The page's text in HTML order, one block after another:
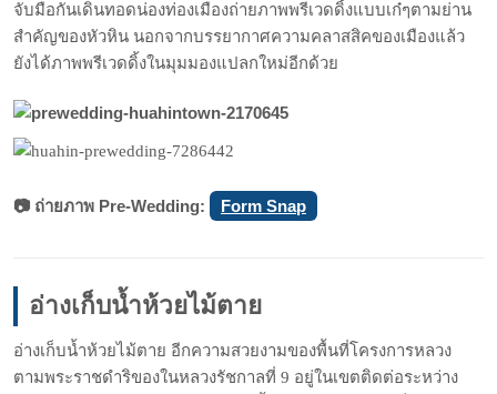
จับมือกันเดินทอดน่องท่องเมืองถ่ายภาพพรีเวดดิ้งแบบเก๋ๆตามย่าน
สำคัญของหัวหิน นอกจากบรรยากาศความคลาสสิคของเมืองแล้ว
ยังได้ภาพพรีเวดดิ้งในมุมมองแปลกใหม่อีกด้วย
📷 ถ่ายภาพ Pre-Wedding: Form Snap
อ่างเก็บน้ำห้วยไม้ตาย
อ่างเก็บน้ำห้วยไม้ตาย อีกความสวยงามของพื้นที่โครงการหลวง
ตามพระราชดำริของในหลวงรัชกาลที่ 9 อยู่ในเขตติดต่อระหว่าง